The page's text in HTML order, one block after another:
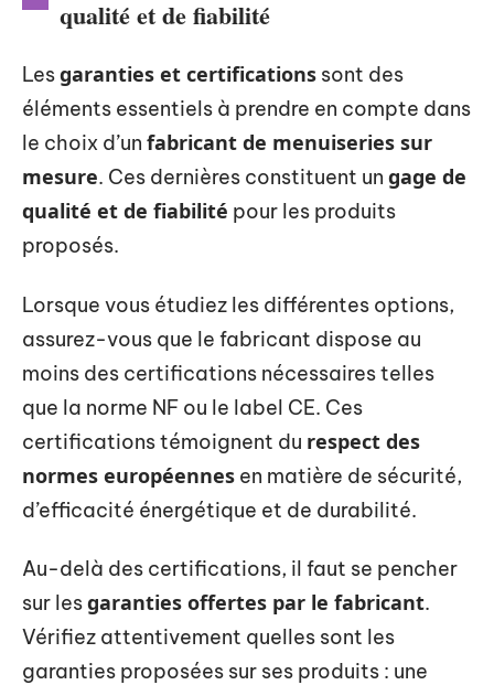
qualité et de fiabilité
Lesgaranties et certifications sont des
éléments essentiels à prendre en compte dans
le choix d’un fabricant de menuiseries sur
mesure. Ces dernières constituent un gage de
qualité et de fiabilité pour les produits
proposés.
Lorsque vous étudiez les différentes options,
assurez-vous que le fabricant dispose au
moins des certifications nécessaires telles
que la norme NF ou le label CE. Ces
certifications témoignent du respect des
normes européennes en matière de sécurité,
d’efficacité énergétique et de durabilité.
Au-delà des certifications, il faut se pencher
sur lesgaranties offertes par le fabricant.
Vérifiez attentivement quelles sont les
garanties proposées sur ses produits : une